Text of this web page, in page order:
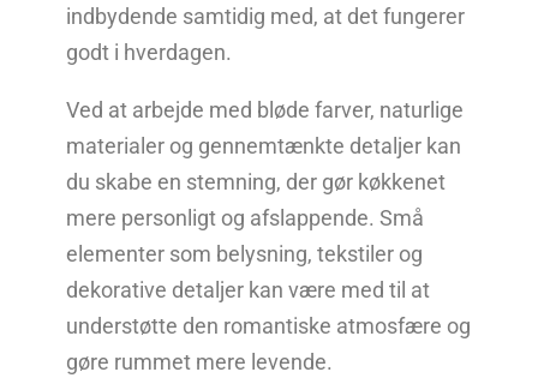
indbydende samtidig med, at det fungerer
godt i hverdagen.
Ved at arbejde med bløde farver, naturlige
materialer og gennemtænkte detaljer kan
du skabe en stemning, der gør køkkenet
mere personligt og afslappende. Små
elementer som belysning, tekstiler og
dekorative detaljer kan være med til at
understøtte den romantiske atmosfære og
gøre rummet mere levende.